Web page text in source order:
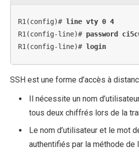
R1(config)# line vty 0 4
R1(config-line)# password
R1(config-line)# login
SSH est une forme d’accès à
Il nécessite un nom
tous deux chiffrés lors de la
Le nom d’utilisateur et le mot
authentifiés par la méthode de